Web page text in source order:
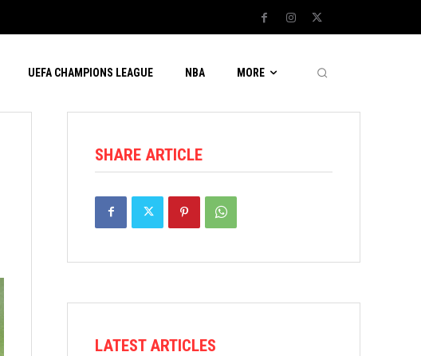
UEFA CHAMPIONS LEAGUE NBA MORE
SHARE ARTICLE
LATEST ARTICLES